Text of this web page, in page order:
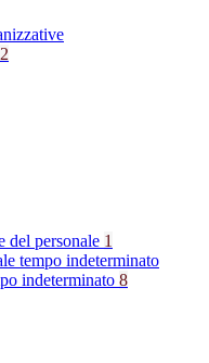
2
del personale 1
tempo indeterminato
indeterminato 8